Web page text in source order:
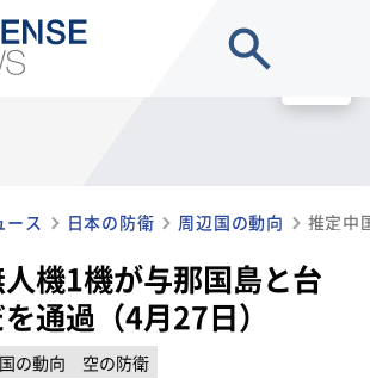
ース 日本の防衛 周辺国の動向
機1機が与那国島と台
通過（4月27日）
の動向
空の防衛